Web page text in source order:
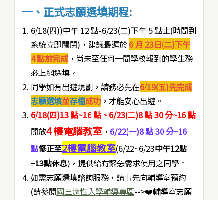
一、正式志願選填期程:
6/18(四))中午 12 點-6/23(二)下午 5 點止(時間到
系統立即關閉)，建議最遲於 6 月 23日(二)下午
4 點前完成，尚未至任何一間學校報到的學生務
必上網選填。
同學如有出遊規劃，請務必先在6/19(五)先完成
志願選填並存檔成功 ，才能安心出遊。
6/18(四)13 點~16 點、6/23(二)8 點 30 分~16 點
開放4 樓電腦教室 ， 6/22(一)8 點 30 分~16
點修正至2樓電腦教室(6/22~6/23中午12點
~13點休息)，提供給有緊急需求使用之同學。
如需志願選填諮詢服務，請事先向輔導室預約
(請參閱國三適性入學輔導專區-->❤️輔導室志願